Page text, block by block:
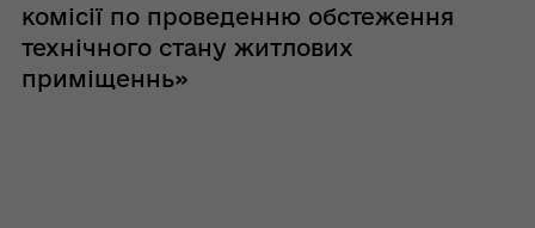
комісії по проведенню обстеження
технічного стану житлових
приміщеннь»